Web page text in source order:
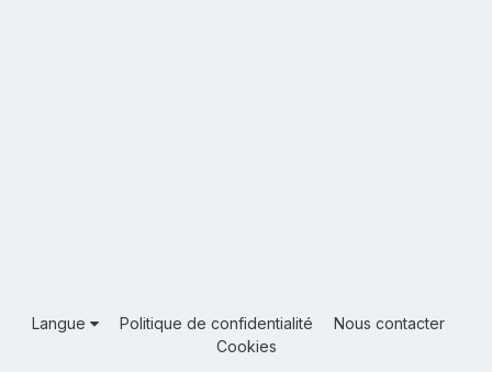
Langue Politique de confidentialité
Nous contacter
Cookies